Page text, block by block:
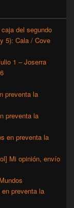
del segundo
5): Cala / Cove
1 – Joserra
preventa la
preventa la
en preventa la
Mi opinión, envío
preventa la